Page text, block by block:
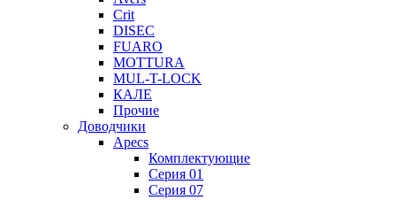
Crit
DISEC
FUARO
MOTTURA
MUL-T-LOCK
КАЛЕ
Прочие
Доводчики
Apecs
Комплектующие
Серия 01
Серия 07